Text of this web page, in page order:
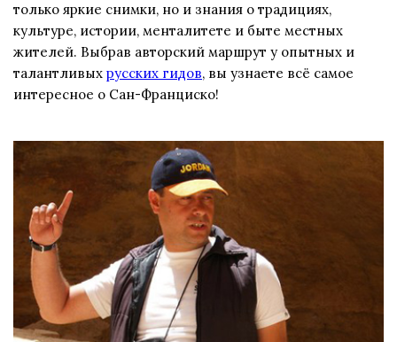
только яркие снимки, но и знания о традициях,
культуре, истории, менталитете и быте местных
жителей. Выбрав авторский маршрут у опытных и
талантливых русских гидов, вы узнаете всё самое
интересное о Сан-Франциско!